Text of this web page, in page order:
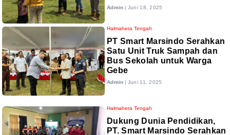
Admin | Juni 18, 2025
Halmahera Tengah
PT Smart Marsindo Serahkan
Satu Unit Truk Sampah dan
Bus Sekolah untuk Warga
Gebe
Admin | Juni 11, 2025
Halmahera Tengah
Dukung Dunia Pendidikan,
PT. Smart Marsindo Serahkan